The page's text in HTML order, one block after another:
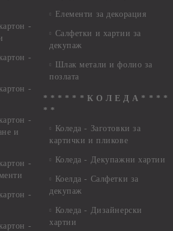
-
-
-
-
и
-
-
-
Елементи за декорация
Салфетки и хартии за
декупаж
Шлак метали и фолио за
позлата
* * * * * * К О Л Е Д А * * * *
* *
Коледа - Заготовки за
картички и пликове
Коледа - Декупажни хартии
Коелда - Салфетки за
декупаж
Коледа - Дизайнерски
хартии